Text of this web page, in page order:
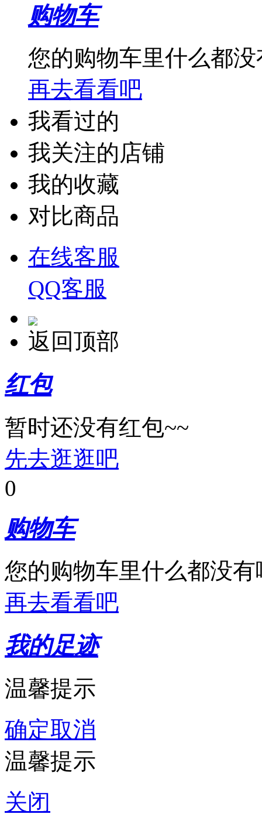
购物车
您的购物车里什么都没
再去看看吧
我看过的
我关注的店铺
我的收藏
对比商品
在线客服
QQ客服
返回顶部
红包
暂时还没有红包~~
先去逛逛吧
0
购物车
您的购物车里什么都没有
再去看看吧
我的足迹
温馨提示
确定取消
温馨提示
关闭